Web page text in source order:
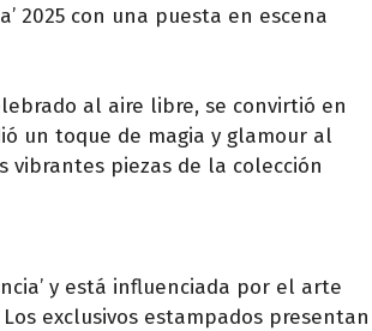
2025 con una puesta en escena
al aire libre, se convirtió en
un toque de magia y glamour al
piezas de la colección
y está influenciada por el arte
exclusivos estampados presentan